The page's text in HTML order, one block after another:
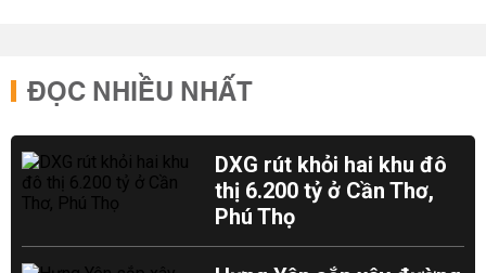
ĐỌC NHIỀU NHẤT
DXG rút khỏi hai khu đô
thị 6.200 tỷ ở Cần Thơ,
Phú Thọ